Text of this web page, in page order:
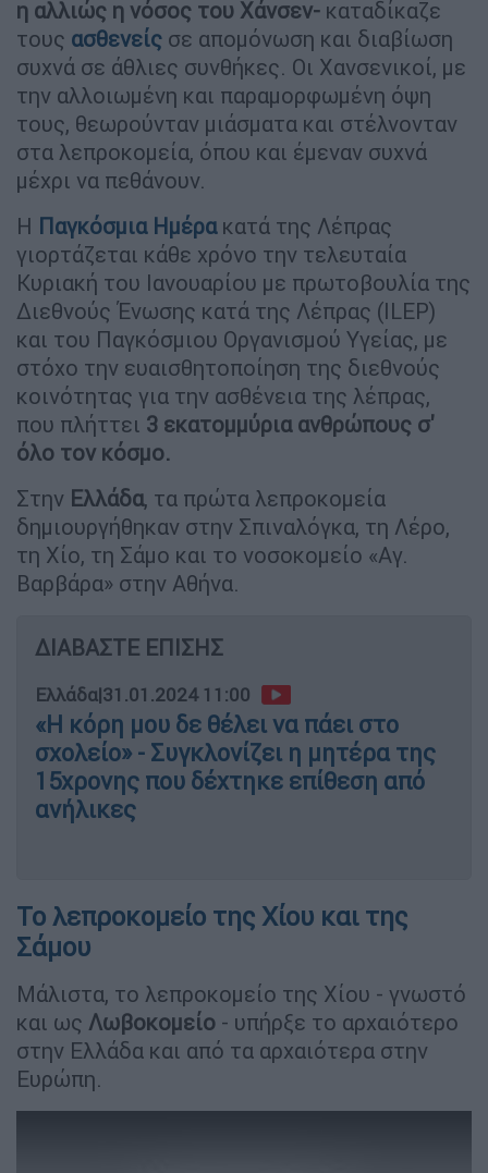
η αλλιώς η νόσος του Χάνσεν- καταδίκαζε
τους ασθενείς σε απομόνωση και διαβίωση
συχνά σε άθλιες συνθήκες. Οι Χανσενικοί, με
την αλλοιωμένη και παραμορφωμένη όψη
τους, θεωρούνταν μιάσματα και στέλνονταν
στα λεπροκομεία, όπου και έμεναν συχνά
μέχρι να πεθάνουν.
Η Παγκόσμια Ημέρακατά της Λέπρας
γιορτάζεται κάθε χρόνο την τελευταία
Κυριακή του Ιανουαρίου με πρωτοβουλία της
Διεθνούς Ένωσης κατά της Λέπρας (ILEP)
και του Παγκόσμιου Οργανισμού Υγείας, με
στόχο την ευαισθητοποίηση της διεθνούς
κοινότητας για την ασθένεια της λέπρας,
που πλήττει 3 εκατομμύρια ανθρώπους σ'
όλο τον κόσμο.
Στην Ελλάδα, τα πρώτα λεπροκομεία
δημιουργήθηκαν στην Σπιναλόγκα, τη Λέρο,
τη Χίο, τη Σάμο και το νοσοκομείο «Αγ.
Βαρβάρα» στην Αθήνα.
ΔΙΑΒΑΣΤΕ ΕΠΙΣΗΣ
Ελλάδα|31.01.2024 11:00
«Η κόρη μου δε θέλει να πάει στο
σχολείο» - Συγκλονίζει η μητέρα της
15χρονης που δέχτηκε επίθεση από
ανήλικες
Το λεπροκομείο της Χίου και της
Σάμου
Μάλιστα, το λεπροκομείο της Χίου - γνωστό
και ως Λωβοκομείο - υπήρξε το αρχαιότερο
στην Ελλάδα και από τα αρχαιότερα στην
Ευρώπη.